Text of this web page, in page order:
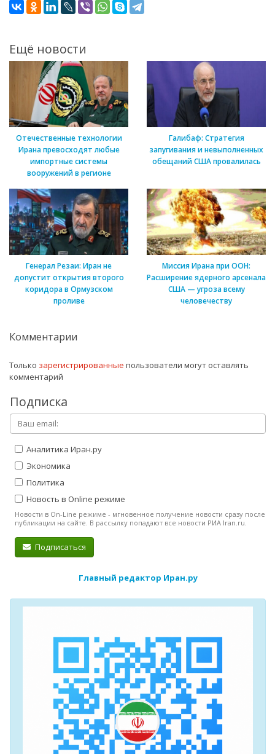
Ещё новости
Отечественные технологии
Ирана превосходят любые
импортные системы
вооружений в регионе
Галибаф: Стратегия
запугивания и невыполненных
обещаний США провалилась
Генерал Резаи: Иран не
допустит открытия второго
коридора в Ормузском
проливе
Миссия Ирана при ООН:
Расширение ядерного арсенала
США — угроза всему
человечеству
Комментарии
Только зарегистрированные пользователи могут оставлять
комментарий
Подписка
Аналитика Иран.ру
Экономика
Политика
Новость в Online режиме
Новости в On-Line режиме - мгновенное получение новости сразу после
публикации на сайте. В рассылку попадают все новости РИА Iran.ru.
Подписаться
Главный редактор Иран.ру